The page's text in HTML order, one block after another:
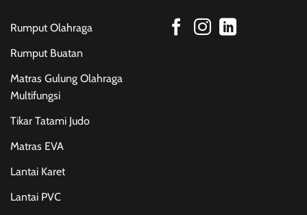
Rumput Olahraga
Rumput Buatan
Matras Gulung Olahraga
Multifungsi
Tikar Tatami Judo
Matras EVA
Lantai Karet
Lantai PVC